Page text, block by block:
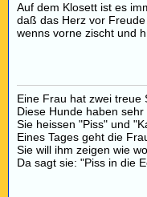
Auf dem Klosett ist es
daß das Herz vor Freude
wenns vorne zischt und
Eine Frau hat zwei treue
Diese Hunde haben sehr
Sie heissen "Piss" und
Eines Tages geht die
Sie will ihm zeigen wie
Da sagt sie: "Piss in die